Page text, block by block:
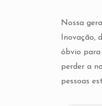
Nossa
Inovação,
óbvio para
perder a
pessoas